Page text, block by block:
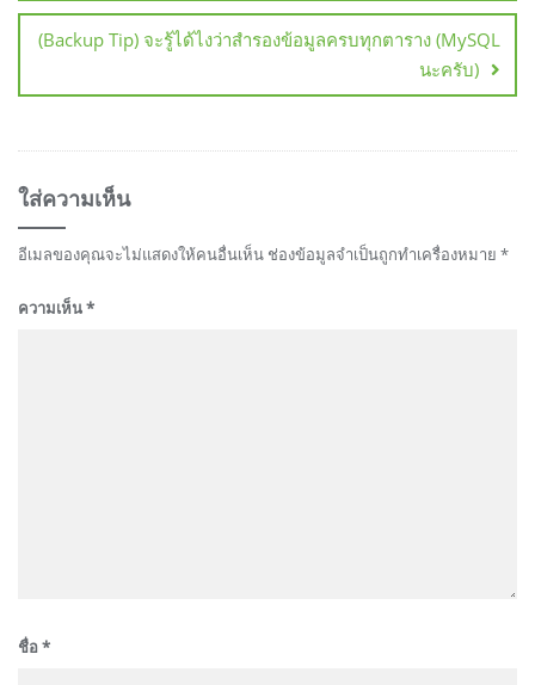
(Backup Tip) จะรู้ได้ไงว่าสำรองข้อมูลครบทุกตาราง (MySQL
นะครับ)
ใส่ความเห็น
อีเมลของคุณจะไม่แสดงให้คนอื่นเห็น ช่องข้อมูลจำเป็นถูกทำเครื่องหมาย *
ความเห็น*
ชื่อ*